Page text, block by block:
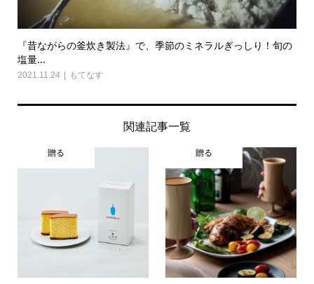
『昔ながらの釜炊き製法』で、季節のミネラルぎっしり！旬の
塩量...
2021.11.24 もてなす
関連記事一覧
贈る 贈る